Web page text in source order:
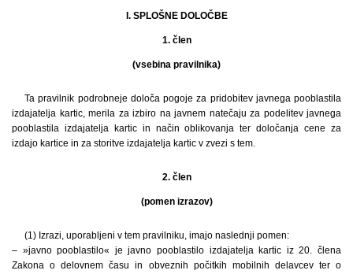
I. SPLOŠNE DOLOČBE
1. člen
(vsebina pravilnika)
Ta pravilnik podrobneje določa pogoje za pridobitev javnega pooblastila
izdajatelja kartic, merila za izbiro na javnem natečaju za podelitev javnega
pooblastila izdajatelja kartic in način oblikovanja ter določanja cene za
izdajo kartice in za storitve izdajatelja kartic v zvezi s tem.
2. člen
(pomen izrazov)
(1) Izrazi, uporabljeni v tem pravilniku, imajo naslednji pomen:
– »javno pooblastilo« je javno pooblastilo izdajatelja kartic iz 20. člena
Zakona o delovnem času in obveznih počitkih mobilnih delavcev ter o